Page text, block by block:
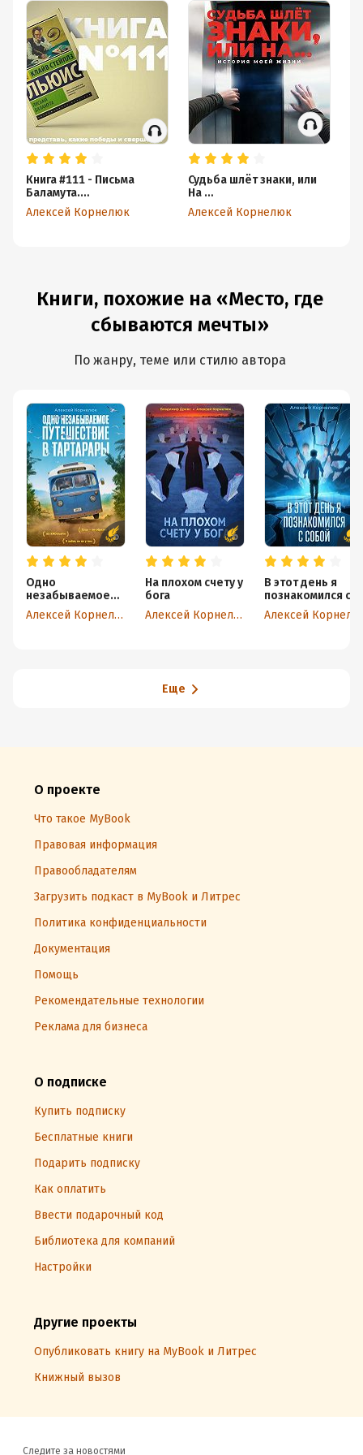
Книга #111 - Письма
Баламута.
Художественное
произведение. Клайв
Алексей Корнелюк
Судьба шлёт знаки, или
На …
Алексей Корнелюк
Книги, похожие на «Место, где
сбываются мечты»
По жанру, теме или стилю автора
Одно
незабываемое
путешествие в
Тартарары
Алексей Корнелюк
На плохом счету у
бога
Алексей Корнелюк
В этот день я
познакомился с
собой. Книга о
том, как сын
Еще
О проекте
Что такое MyBook
Правовая информация
Правообладателям
Загрузить подкаст в MyBook и Литрес
Политика конфиденциальности
Документация
Помощь
Рекомендательные технологии
Реклама для бизнеса
О подписке
Купить подписку
Бесплатные книги
Подарить подписку
Как оплатить
Ввести подарочный код
Библиотека для компаний
Настройки
Другие проекты
Опубликовать книгу на MyBook и Литрес
Книжный вызов
Следите за новостями